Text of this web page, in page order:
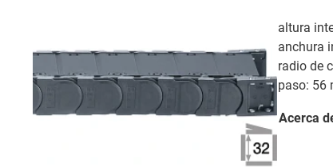
altura
anchura
radio de
paso: 56
Acerca